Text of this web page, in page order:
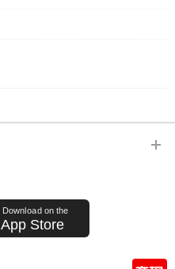
Download on the
App Store